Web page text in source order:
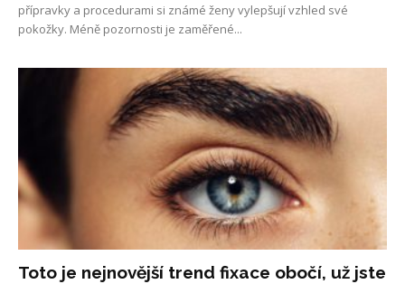
přípravky a procedurami si známé ženy vylepšují vzhled své
pokožky. Méně pozornosti je zaměřené...
Toto je nejnovější trend fixace obočí, už jste